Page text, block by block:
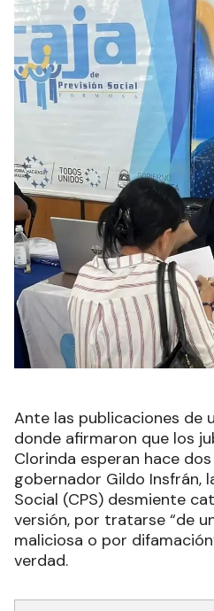
Ante las publicaciones de
donde afirmaron que los
Clorinda esperan hace
gobernador Gildo Insfrán,
Social (CPS) desmiente
versión, por tratarse “de
maliciosa o por
verdad.